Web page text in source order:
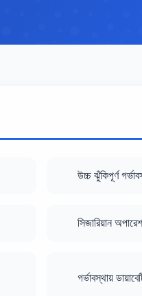
উচ্চ ঝুঁকিপূর্ণ
সিজারিয়ান
গর্ভাবস্থায়